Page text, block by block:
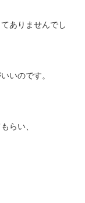
てありませんでし
いのです。
らい、